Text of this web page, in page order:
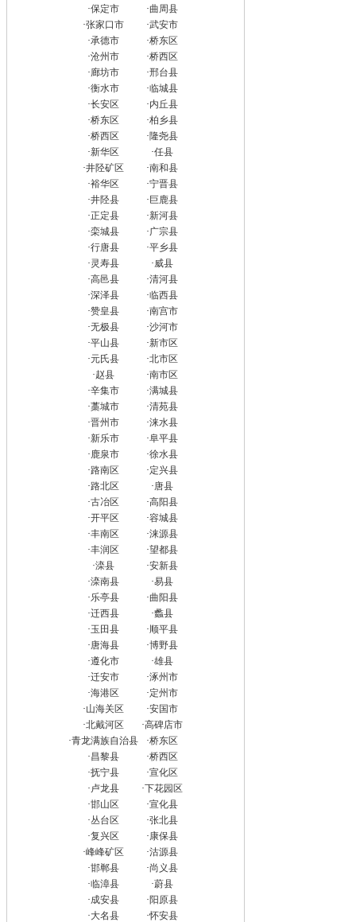
·保定市 ·曲周县
·张家口市 ·武安市
·承德市 ·桥东区
·沧州市 ·桥西区
·廊坊市 ·邢台县
·衡水市 ·临城县
·长安区 ·内丘县
·桥东区 ·柏乡县
·桥西区 ·隆尧县
·新华区 ·任县
·井陉矿区 ·南和县
·裕华区 ·宁晋县
·井陉县 · 巨鹿县
·正定县 ·新河县
·栾城县 ·广宗县
·行唐县 ·平乡县
·灵寿县 ·威县
·高邑县 ·清河县
·深泽县 ·临西县
·赞皇县 ·南宫市
·无极县 ·沙河市
·平山县 ·新市区
·元氏县 ·北市区
·赵县 ·南市区
·辛集市 ·满城县
·藁城市 ·清苑县
·晋州市 ·涞水县
·新乐市 ·阜平县
·鹿泉市 ·徐水县
·路南区 ·定兴县
·路北区 ·唐县
·古冶区 ·高阳县
·开平区 ·容城县
·丰南区 ·涞源县
·丰润区 ·望都县
·滦县 ·安新县
·滦南县 ·易县
·乐亭县 ·曲阳县
·迁西县 ·蠡县
·玉田县 ·顺平县
·唐海县 ·博野县
·遵化市 ·雄县
·迁安市 ·涿州市
·海港区 ·定州市
·山海关区 ·安国市
·北戴河区 ·高碑店市
·青龙满族自治县 ·桥东区
·昌黎县 ·桥西区
·抚宁县 ·宣化区
·卢龙县 ·下花园区
·邯山区 ·宣化县
·丛台区 ·张北县
·复兴区 ·康保县
·峰峰矿区 ·沽源县
·邯郸县 ·尚义县
·临漳县 ·蔚县
·成安县 · 阳原县
·大名县 ·怀安县